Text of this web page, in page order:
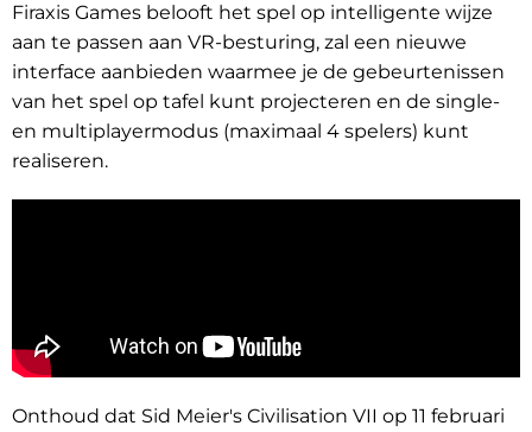
Firaxis Games belooft het spel op intelligente wijze
aan te passen aan VR-besturing, zal een nieuwe
interface aanbieden waarmee je de gebeurtenissen
van het spel op tafel kunt projecteren en de single-
en multiplayermodus (maximaal 4 spelers) kunt
realiseren.
Onthoud dat Sid Meier's Civilisation VII op 11 februari